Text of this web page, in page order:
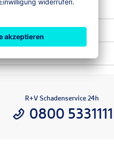
R+V Schadenservice 24h
0800 5331111